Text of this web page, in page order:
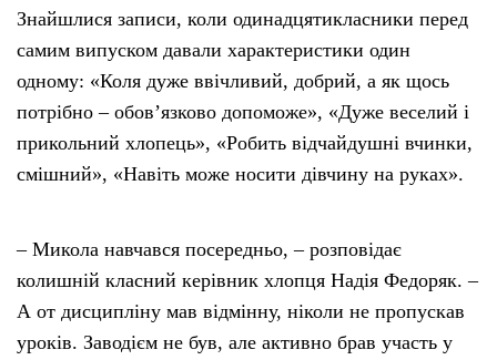
Знайшлися записи, коли одинадцятикласники перед
самим випуском давали характеристики один
одному: «Коля дуже ввічливий, добрий, а як щось
потрібно – обов’язково допоможе», «Дуже веселий і
прикольний хлопець», «Робить відчайдушні вчинки,
смішний», «Навіть може носити дівчину на руках».
– Микола навчався посередньо, – розповідає
колишній класний керівник хлопця Надія Федоряк. –
А от дисципліну мав відмінну, ніколи не пропускав
уроків. Заводієм не був, але активно брав участь у